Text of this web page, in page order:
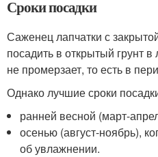
Сроки посадки
Саженец лапчатки с
посадить в открытый грунт
не промерзает, ​​то есть в
Однако лучшие сроки
ранней весной (март-
осенью (август-ноябрь),
об увлажнении.